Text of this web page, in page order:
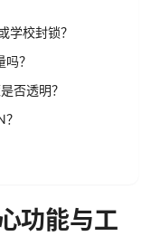
学校封锁？
？
否透明？
功能与工